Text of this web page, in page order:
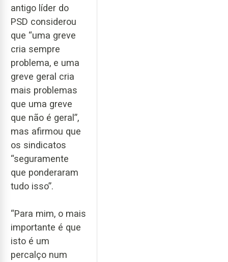
antigo líder do
PSD considerou
que “uma greve
cria sempre
problema, e uma
greve geral cria
mais problemas
que uma greve
que não é geral”,
mas afirmou que
os sindicatos
“seguramente
que ponderaram
tudo isso”.
“Para mim, o mais
importante é que
isto é um
percalço num